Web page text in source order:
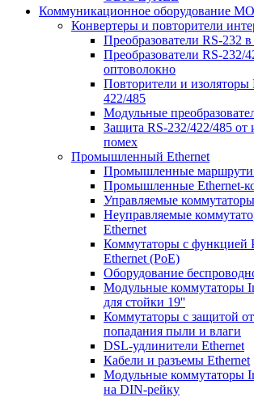
Коммуникационное оборудование
Конвертеры и повторители
Преобразователи RS-232
Преобразователи RS-232/
оптоволокно
Повторители и изоляторы
422/485
Модульные
Защита RS-232/422/485 от
помех
Промышленный Ethernet
Промышленные
Промышленные Ethernet-
Управляемые
Неуправляемые
Ethernet
Коммутаторы с функцией
Ethernet (PoE)
Оборудование
Модульные коммутаторы
для стойки 19''
Коммутаторы с защитой
попадания пыли и влаги
DSL-удлинители Ethernet
Кабели и разъемы Ethernet
Модульные коммутаторы
на DIN-рейку